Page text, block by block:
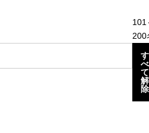
101
200
す
べ
て
解
除